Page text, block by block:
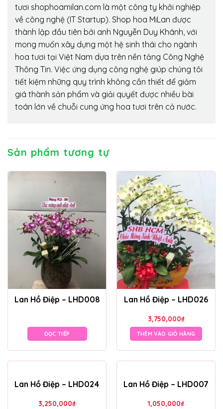
tươi shophoamilan.com là một công ty khởi nghiệp
về công nghệ (IT Startup). Shop hoa MiLan được
thành lập đầu tiên bởi anh Nguyễn Duy Khánh, với
mong muốn xây dựng một hệ sinh thái cho ngành
hoa tươi tại Việt Nam dựa trên nền tảng Công Nghệ
Thông Tin. Việc ứng dụng công nghệ giúp chúng tôi
tiết kiệm những quy trình không cần thiết để giảm
giá thành sản phẩm và giải quyết được nhiều bài
toán lớn về chuỗi cung ứng hoa tươi trên cả nước.
Sản phẩm tương tự
Lan Hồ Điệp – LHD008
ĐỌC TIẾP
Lan Hồ Điệp – LHD026
3,750,000₫
THÊM VÀO GIỎ HÀNG
Lan Hồ Điệp – LHD024
3,250,000₫
Lan Hồ Điệp – LHD007
1,050,000₫